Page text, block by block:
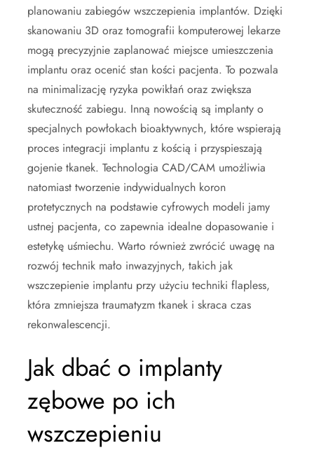
planowaniu zabiegów wszczepienia implantów. Dzięki
skanowaniu 3D oraz tomografii komputerowej lekarze
mogą precyzyjnie zaplanować miejsce umieszczenia
implantu oraz ocenić stan kości pacjenta. To pozwala
na minimalizację ryzyka powikłań oraz zwiększa
skuteczność zabiegu. Inną nowością są implanty o
specjalnych powłokach bioaktywnych, które wspierają
proces integracji implantu z kością i przyspieszają
gojenie tkanek. Technologia CAD/CAM umożliwia
natomiast tworzenie indywidualnych koron
protetycznych na podstawie cyfrowych modeli jamy
ustnej pacjenta, co zapewnia idealne dopasowanie i
estetykę uśmiechu. Warto również zwrócić uwagę na
rozwój technik mało inwazyjnych, takich jak
wszczepienie implantu przy użyciu techniki flapless,
która zmniejsza traumatyzm tkanek i skraca czas
rekonwalescencji.
Jak dbać o implanty
zębowe po ich
wszczepieniu